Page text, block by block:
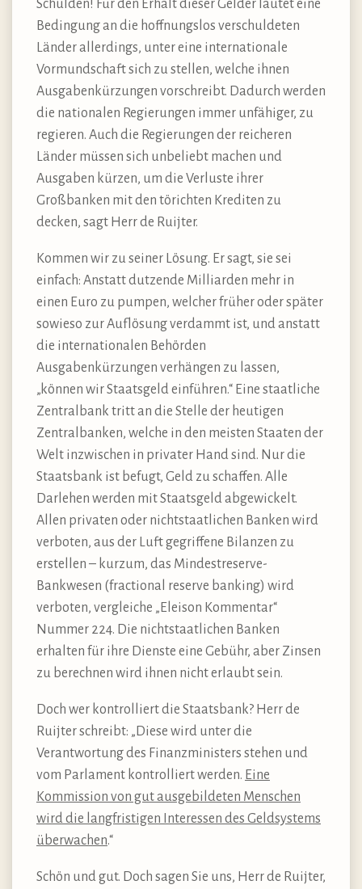
Schulden! Für den Erhalt dieser Gelder lautet eine
Bedingung an die hoffnungslos verschuldeten
Länder allerdings, unter eine internationale
Vormundschaft sich zu stellen, welche ihnen
Ausgabenkürzungen vorschreibt. Dadurch werden
die nationalen Regierungen immer unfähiger, zu
regieren. Auch die Regierungen der reicheren
Länder müssen sich unbeliebt machen und
Ausgaben kürzen, um die Verluste ihrer
Großbanken mit den törichten Krediten zu
decken, sagt Herr de Ruijter.
Kommen wir zu seiner Lösung. Er sagt, sie sei
einfach: Anstatt dutzende Milliarden mehr in
einen Euro zu pumpen, welcher früher oder später
sowieso zur Auflösung verdammt ist, und anstatt
die internationalen Behörden
Ausgabenkürzungen verhängen zu lassen,
„können wir Staatsgeld einführen.“ Eine staatliche
Zentralbank tritt an die Stelle der heutigen
Zentralbanken, welche in den meisten Staaten der
Welt inzwischen in privater Hand sind. Nur die
Staatsbank ist befugt, Geld zu schaffen. Alle
Darlehen werden mit Staatsgeld abgewickelt.
Allen privaten oder nichtstaatlichen Banken wird
verboten, aus der Luft gegriffene Bilanzen zu
erstellen – kurzum, das Mindestreserve-
Bankwesen (fractional reserve banking) wird
verboten, vergleiche „Eleison Kommentar“
Nummer 224. Die nichtstaatlichen Banken
erhalten für ihre Dienste eine Gebühr, aber Zinsen
zu berechnen wird ihnen nicht erlaubt sein.
Doch wer kontrolliert die Staatsbank? Herr de
Ruijter schreibt: „Diese wird unter die
Verantwortung des Finanzministers stehen und
vom Parlament kontrolliert werden. Eine
Kommission von gut ausgebildeten Menschen
wird die langfristigen Interessen des Geldsystems
überwachen.“
Schön und gut. Doch sagen Sie uns, Herr de Ruijter,